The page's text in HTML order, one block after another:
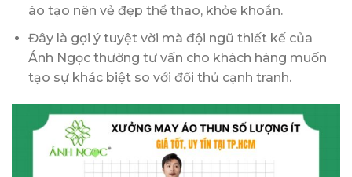
áo tạo nên vẻ đẹp thể thao, khỏe khoắn.
Đây là gợi ý tuyệt vời mà đội ngũ thiết kế của
Ánh Ngọc thường tư vấn cho khách hàng muốn
tạo sự khác biệt so với đối thủ cạnh tranh.